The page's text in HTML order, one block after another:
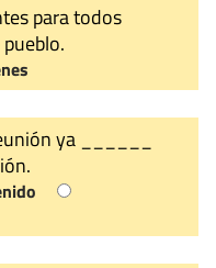
para todos
ya ______